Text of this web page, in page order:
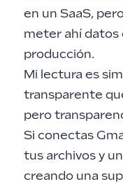
en un SaaS,
meter ahí datos
producción.
Mi lectura es
transparente
pero
Si conectas
tus archivos y
creando una